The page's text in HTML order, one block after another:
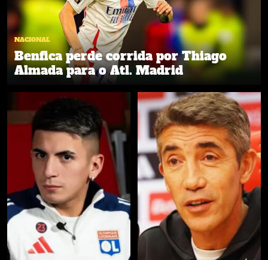
NACIONAL
Benfica perde corrida por Thiago
Almada para o Atl. Madrid